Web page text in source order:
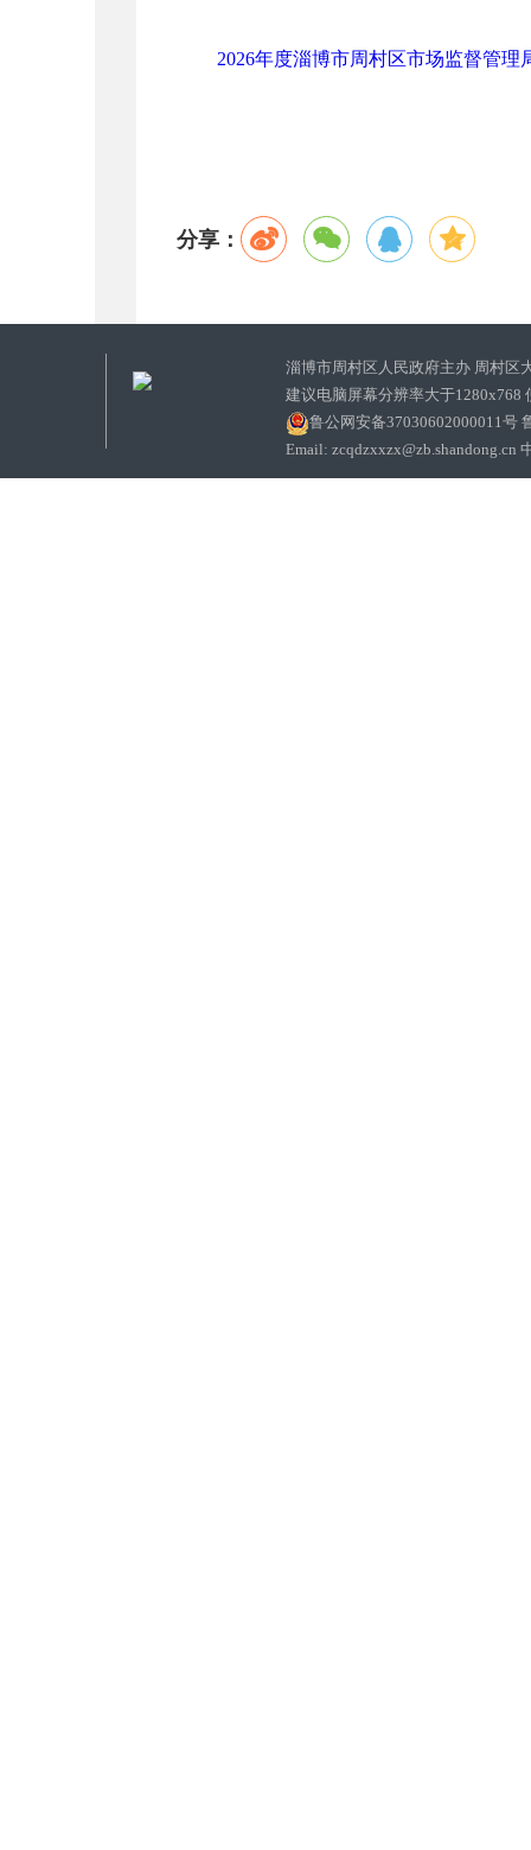
2026年度淄博市周村区市场监督管理
分享：
淄博市周村区人民政府主办 周村区
建议电脑屏幕分辨率大于1280x768
鲁公网安备37030602000011号
Email: zcqdzxxzx@zb.shandong.cn